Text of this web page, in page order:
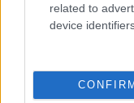
related to
device
CONFIRM